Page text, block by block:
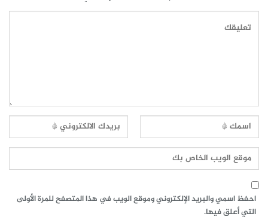
احفظ اسمي والبريد الإلكتروني وموقع الويب في هذا المتصفح للمرة الأولى
التي أعلق فيها.